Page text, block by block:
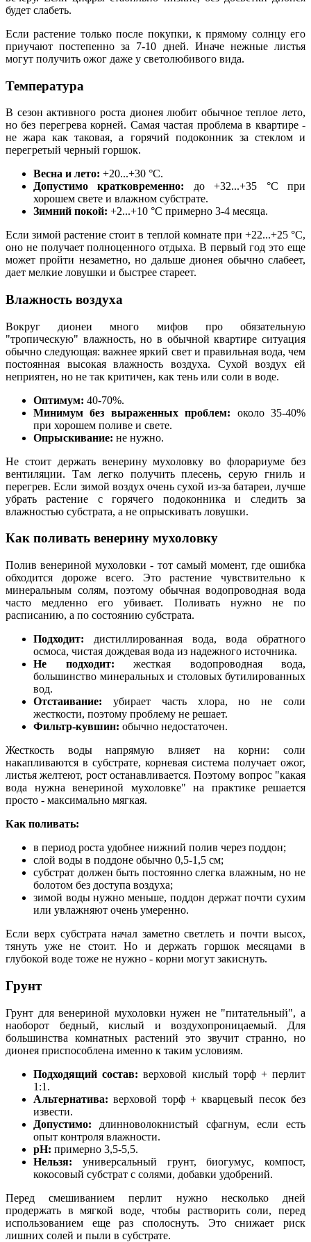
будет слабеть.
Если растение только после покупки, к прямому солнцу его
приучают постепенно за 7-10 дней. Иначе нежные листья
могут получить ожог даже у светолюбивого вида.
Температура
В сезон активного роста дионея любит обычное теплое лето,
но без перегрева корней. Самая частая проблема в квартире -
не жара как таковая, а горячий подоконник за стеклом и
перегретый черный горшок.
Весна и лето: +20...+30 °C.
Допустимо кратковременно: до +32...+35 °C при
хорошем свете и влажном субстрате.
Зимний покой: +2...+10 °C примерно 3-4 месяца.
Если зимой растение стоит в теплой комнате при +22...+25 °C,
оно не получает полноценного отдыха. В первый год это еще
может пройти незаметно, но дальше дионея обычно слабеет,
дает мелкие ловушки и быстрее стареет.
Влажность воздуха
Вокруг дионеи много мифов про обязательную
"тропическую" влажность, но в обычной квартире ситуация
обычно следующая: важнее яркий свет и правильная вода, чем
постоянная высокая влажность воздуха. Сухой воздух ей
неприятен, но не так критичен, как тень или соли в воде.
Оптимум: 40-70%.
Минимум без выраженных проблем: около 35-40%
при хорошем поливе и свете.
Опрыскивание: не нужно.
Не стоит держать венерину мухоловку во флорариуме без
вентиляции. Там легко получить плесень, серую гниль и
перегрев. Если зимой воздух очень сухой из-за батареи, лучше
убрать растение с горячего подоконника и следить за
влажностью субстрата, а не опрыскивать ловушки.
Как поливать венерину мухоловку
Полив венериной мухоловки - тот самый момент, где ошибка
обходится дороже всего. Это растение чувствительно к
минеральным солям, поэтому обычная водопроводная вода
часто медленно его убивает. Поливать нужно не по
расписанию, а по состоянию субстрата.
Подходит: дистиллированная вода, вода обратного
осмоса, чистая дождевая вода из надежного источника.
Не подходит: жесткая водопроводная вода,
большинство минеральных и столовых бутилированных
вод.
Отстаивание: убирает часть хлора, но не соли
жесткости, поэтому проблему не решает.
Фильтр-кувшин: обычно недостаточен.
Жесткость воды напрямую влияет на корни: соли
накапливаются в субстрате, корневая система получает ожог,
листья желтеют, рост останавливается. Поэтому вопрос "какая
вода нужна венериной мухоловке" на практике решается
просто - максимально мягкая.
Как поливать:
в период роста удобнее нижний полив через поддон;
слой воды в поддоне обычно 0,5-1,5 см;
субстрат должен быть постоянно слегка влажным, но не
болотом без доступа воздуха;
зимой воды нужно меньше, поддон держат почти сухим
или увлажняют очень умеренно.
Если верх субстрата начал заметно светлеть и почти высох,
тянуть уже не стоит. Но и держать горшок месяцами в
глубокой воде тоже не нужно - корни могут закиснуть.
Грунт
Грунт для венериной мухоловки нужен не "питательный", а
наоборот бедный, кислый и воздухопроницаемый. Для
большинства комнатных растений это звучит странно, но
дионея приспособлена именно к таким условиям.
Подходящий состав: верховой кислый торф + перлит
1:1.
Альтернатива: верховой торф + кварцевый песок без
извести.
Допустимо: длинноволокнистый сфагнум, если есть
опыт контроля влажности.
pH: примерно 3,5-5,5.
Нельзя: универсальный грунт, биогумус, компост,
кокосовый субстрат с солями, добавки удобрений.
Перед смешиванием перлит нужно несколько дней
продержать в мягкой воде, чтобы растворить соли, перед
использованием еще раз сполоснуть. Это снижает риск
лишних солей и пыли в субстрате.